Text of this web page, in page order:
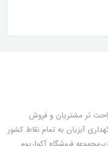
تر مشتریان و فروش
آبزیان به تمام نقاط کشور